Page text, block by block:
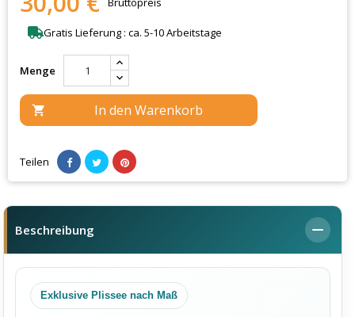
Gratis Lieferung : ca. 5-10 Arbeitstage
Menge
 In den Warenkorb
Teilen
Beschreibung
Exklusive Plissee nach Maß